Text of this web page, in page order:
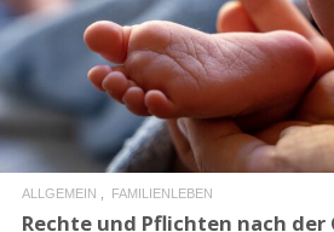
READ MORE
ALLGEMEIN FAMILIENLEBEN
Rechte und Pflichten nach der